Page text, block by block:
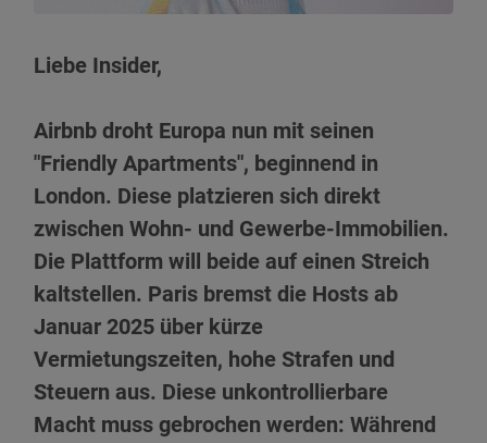
Liebe Insider,
Airbnb droht Europa nun mit seinen
"Friendly Apartments", beginnend in
London. Diese platzieren sich direkt
zwischen Wohn- und Gewerbe-Immobilien.
Die Plattform will beide auf einen Streich
kaltstellen. Paris bremst die Hosts ab
Januar 2025 über kürze
Vermietungszeiten, hohe Strafen und
Steuern aus. Diese unkontrollierbare
Macht muss gebrochen werden: Während